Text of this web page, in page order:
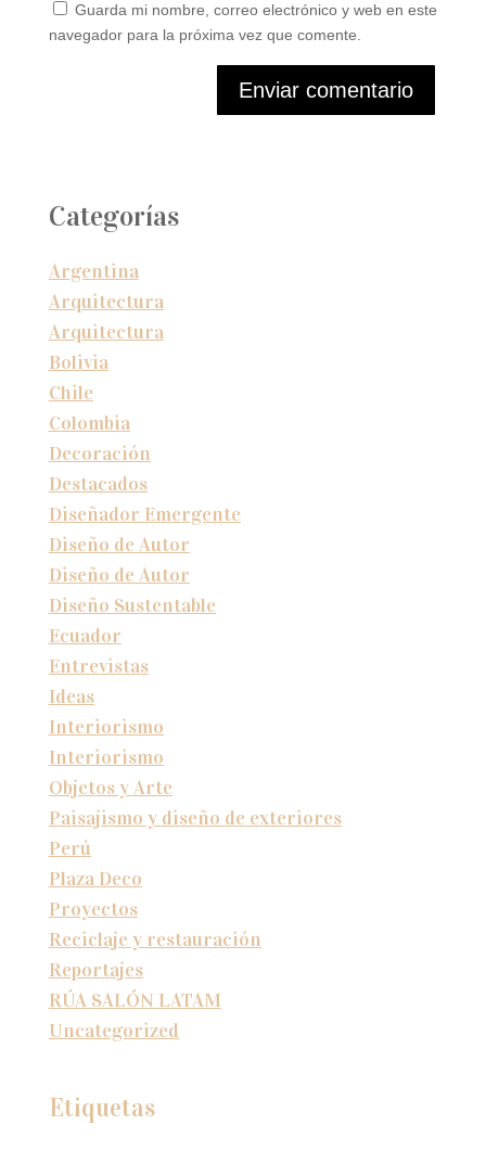
Guarda mi nombre, correo electrónico y web en este
navegador para la próxima vez que comente.
Enviar comentario
Categorías
Argentina
Arquitectura
Arquitectura
Bolivia
Chile
Colombia
Decoración
Destacados
Diseñador Emergente
Diseño de Autor
Diseño de Autor
Diseño Sustentable
Ecuador
Entrevistas
Ideas
Interiorismo
Interiorismo
Objetos y Arte
Paisajismo y diseño de exteriores
Perú
Plaza Deco
Proyectos
Reciclaje y restauración
Reportajes
RÚA SALÓN LATAM
Uncategorized
Etiquetas